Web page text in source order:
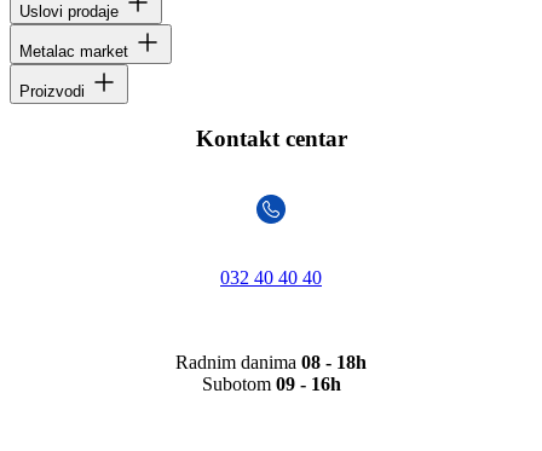
Uslovi prodaje
Metalac market
Proizvodi
Kontakt centar
032 40 40 40
Radnim danima 08 - 18h
Subotom 09 - 16h